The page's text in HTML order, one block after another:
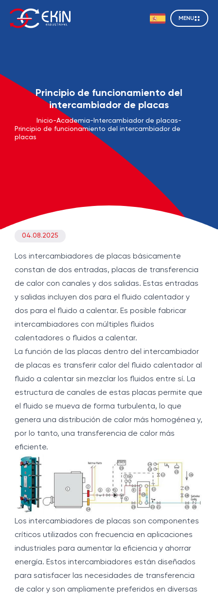
MENU
Principio de funcionamiento del
intercambiador de placas
Inicio-Academia- Intercambiador de placas-
Principio de funcionamiento del intercambiador de
placas
04.08.2025
Los intercambiadores de placas básicamente
constan de dos entradas, placas de transferencia
de calor con canales y dos salidas. Estas entradas
y salidas incluyen dos para el fluido calentador y
dos para el fluido a calentar. Es posible fabricar
intercambiadores con múltiples fluidos
calentadores o fluidos a calentar.
La función de las placas dentro del intercambiador
de placas es transferir calor del fluido calentador al
fluido a calentar sin mezclar los fluidos entre sí. La
estructura de canales de estas placas permite que
el fluido se mueva de forma turbulenta, lo que
genera una distribución de calor más homogénea y,
por lo tanto, una transferencia de calor más
eficiente.
Los intercambiadores de placas son componentes
críticos utilizados con frecuencia en aplicaciones
industriales para aumentar la eficiencia y ahorrar
energía. Estos intercambiadores están diseñados
para satisfacer las necesidades de transferencia
de calor y son ampliamente preferidos en diversas